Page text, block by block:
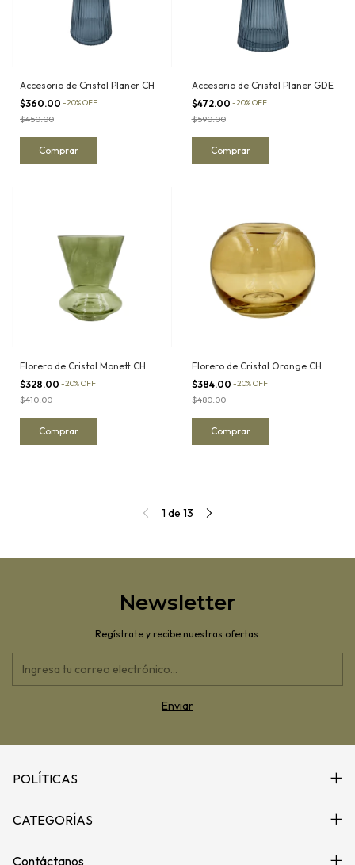
Accesorio de Cristal Planer CH
$360.00 -20%OFF
$450.00
Accesorio de Cristal Planer GDE
$472.00 -20%OFF
$590.00
Florero de Cristal Monett CH
$328.00 -20%OFF
$410.00
Florero de Cristal Orange CH
$384.00 -20%OFF
$480.00
1 de 13
Newsletter
Regístrate y recibe nuestras ofertas.
POLÍTICAS
CATEGORÍAS
Contáctanos